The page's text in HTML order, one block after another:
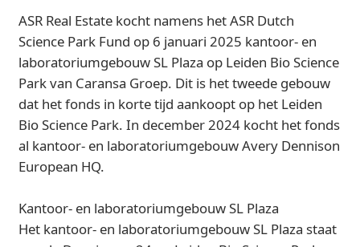
ASR Real Estate kocht namens het ASR Dutch
Science Park Fund op 6 januari 2025 kantoor- en
laboratoriumgebouw SL Plaza op Leiden Bio Science
Park van Caransa Groep. Dit is het tweede gebouw
dat het fonds in korte tijd aankoopt op het Leiden
Bio Science Park. In december 2024 kocht het fonds
al kantoor- en laboratoriumgebouw Avery Dennison
European HQ.
Kantoor- en laboratoriumgebouw SL Plaza
Het kantoor- en laboratoriumgebouw SL Plaza staat